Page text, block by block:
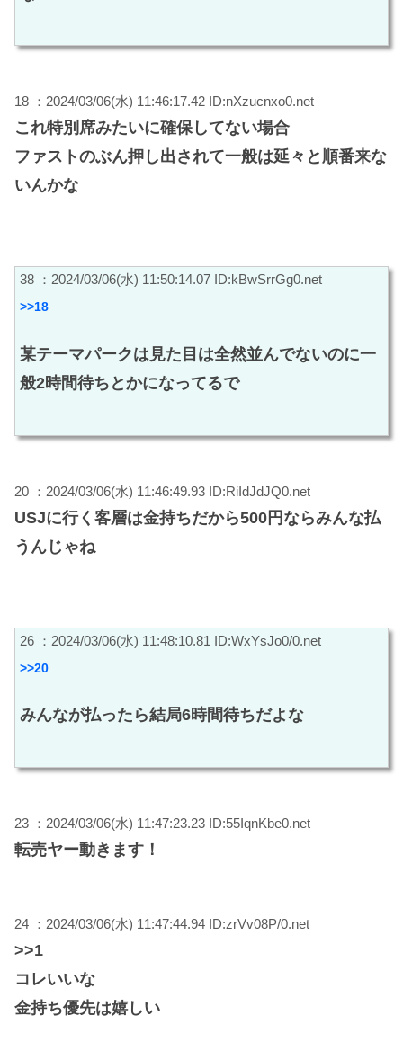
18 ：2024/03/06(水) 11:46:17.42 ID:nXzucnxo0.net
これ特別席みたいに確保してない場合
ファストのぶん押し出されて一般は延々と順番来な
いんかな
38 ：2024/03/06(水) 11:50:14.07 ID:kBwSrrGg0.net
>>18
某テーマパークは見た目は全然並んでないのに一
般2時間待ちとかになってるで
20 ：2024/03/06(水) 11:46:49.93 ID:RiIdJdJQ0.net
USJに行く客層は金持ちだから500円ならみんな払
うんじゃね
26 ：2024/03/06(水) 11:48:10.81 ID:WxYsJo0/0.net
>>20
みんなが払ったら結局6時間待ちだよな
23 ：2024/03/06(水) 11:47:23.23 ID:55IqnKbe0.net
転売ヤー動きます！
24 ：2024/03/06(水) 11:47:44.94 ID:zrVv08P/0.net
>>1
コレいいな
金持ち優先は嬉しい